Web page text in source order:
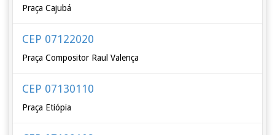
Praça Cajubá
CEP 07122020
Praça Compositor Raul Valença
CEP 07130110
Praça Etiópia